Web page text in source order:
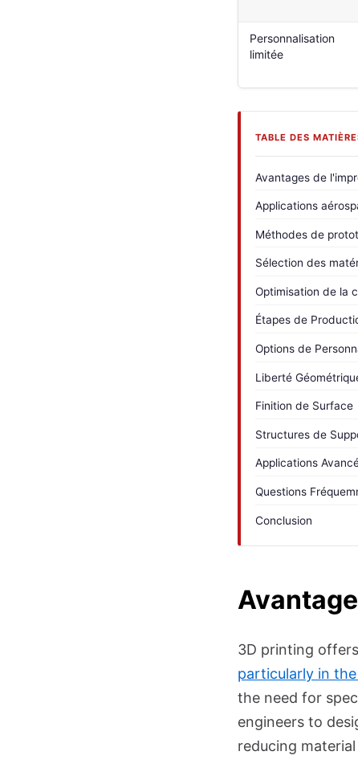
Personnalisation
limitée
TABLE DES
Avantages de
Applications
Méthodes de
Sélection des
Optimisation de la
Étapes de
Options de
Liberté
Finition de Surface
Structures de
Applications
Questions
Conclusion
3D printing
particularly in
the need for
engineers to
reducing material